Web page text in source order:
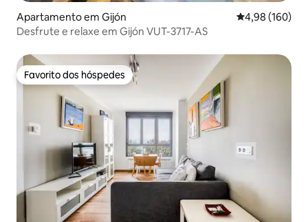
Apartamento em Gijón Classificação
4,98 (160)
Desfrute e relaxe em Gijón VUT-3717-AS
Favorito dos hóspedes
Favorito dos hóspedes